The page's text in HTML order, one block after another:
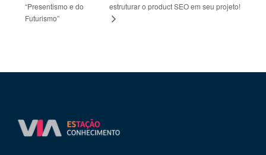
“Presentismo e do
Futurismo”
estruturar o product SEO em seu projeto!